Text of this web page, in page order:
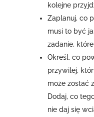
kolejne
Zaplanuj, co
musi to być
zadanie,
Określ, co
przywilej,
może zostać
Dodaj, co
nie daj się